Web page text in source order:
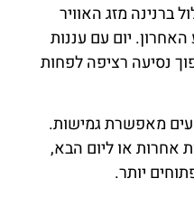
ברנינה מזג האוויר
יום עם עננות
נסיעה רציפה לפחות
מאפשרת גמישות.
אחרות או ליום הבא,
יותר.